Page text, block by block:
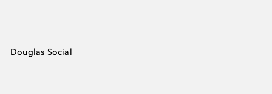
Douglas Social